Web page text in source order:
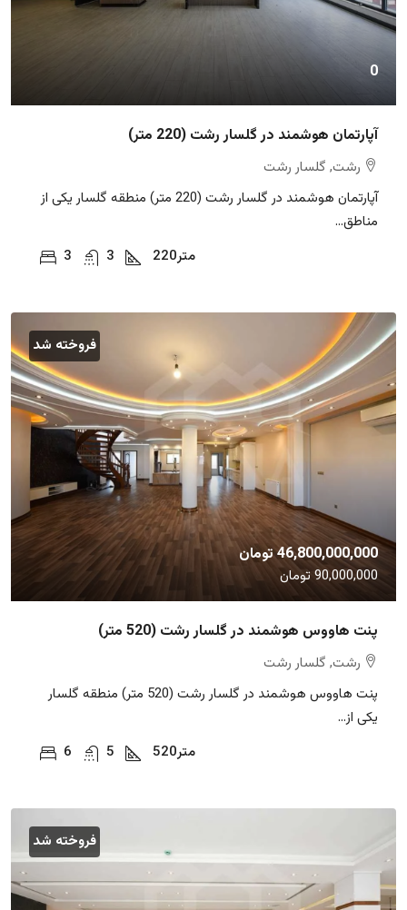
0
آپارتمان هوشمند در گلسار رشت (220 متر)
رشت, گلسار رشت
آپارتمان هوشمند در گلسار رشت (220 متر) منطقه گلسار یکی از
مناطق...
3
3 220متر
فروخته شد
46,800,000,000 تومان
90,000,000 تومان
پنت هاووس هوشمند در گلسار رشت (520 متر)
رشت, گلسار رشت
پنت هاووس هوشمند در گلسار رشت (520 متر) منطقه گلسار
یکی از...
6
5 520متر
فروخته شد